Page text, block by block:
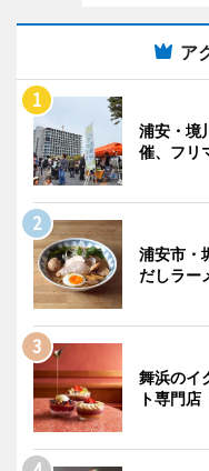
ア
浦安・境
催、フリ
浦安市・
だしラー
舞浜のイ
ト専門店